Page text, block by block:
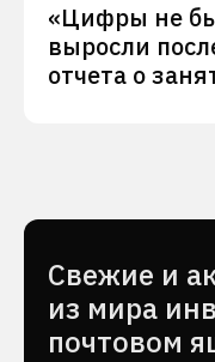
«Цифры не
выросли
отчета о
Cвежие и
из мира
почтовом